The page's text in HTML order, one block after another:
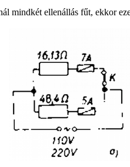
mindkét ellenállás fűt, ekkor